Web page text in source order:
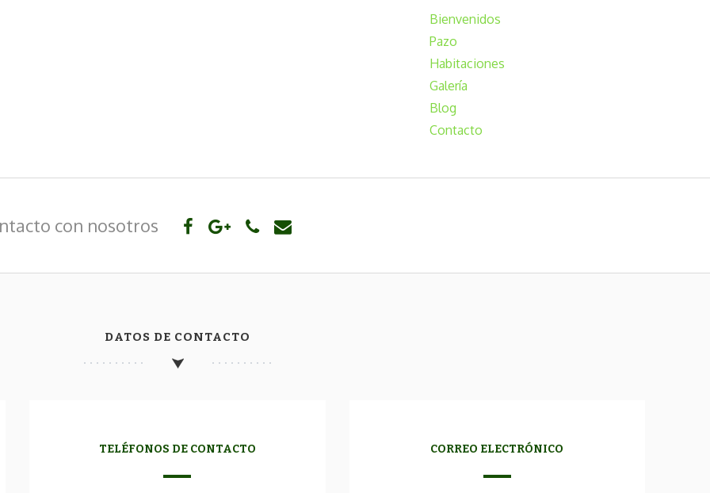
Bienvenidos
Pazo
Habitaciones
Galería
Blog
Contacto
con nosotros
DATOS DE CONTACTO
TELÉFONOS DE CONTACTO CORREO ELECTRÓNICO